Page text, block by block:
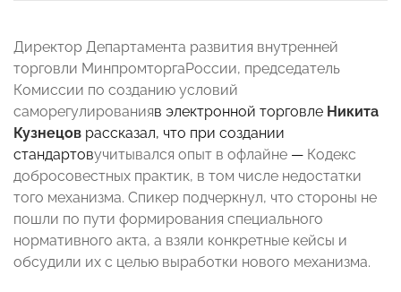
Директор Департамента развития внутренней
торговли МинпромторгаРоссии, председатель
Комиссии по созданию условий
саморегулированияв электронной торговле Никита
Кузнецов рассказал, что при создании
стандартовучитывался опыт в офлайне — Кодекс
добросовестных практик, в том числе недостатки
того механизма. Спикер подчеркнул, что стороны не
пошли по пути формирования специального
нормативного акта, а взяли конкретные кейсы и
обсудили их с целью выработки нового механизма.